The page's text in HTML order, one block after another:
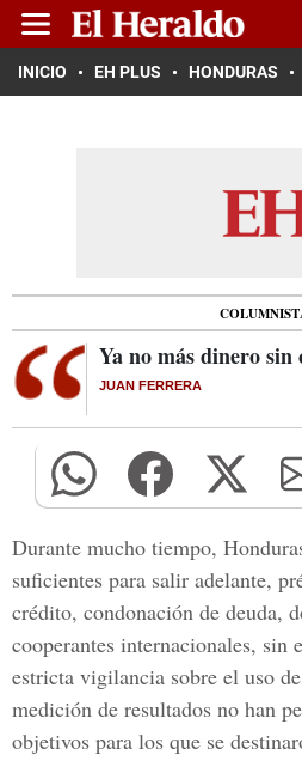
INICIO EH PLUS HONDURAS
Ya no más dinero
JUAN FERRERA
Durante mucho tiempo,
suficientes para salir adelante,
crédito, condonación de deuda,
cooperantes internacionales, sin
estricta vigilancia sobre el uso
medición de resultados no han
objetivos para los que se